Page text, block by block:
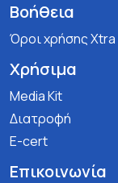
Βοήθεια
Όροι χρήσης Xtra
Χρήσιμα
Media Kit
Διατροφή
E-cert
Επικοινωνία